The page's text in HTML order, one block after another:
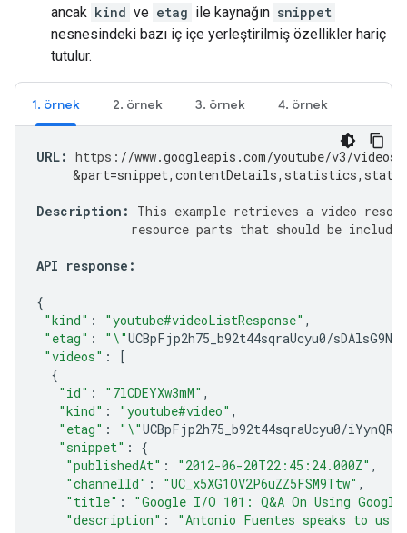
ancak kind ve etag ile kaynağın snippet
nesnesindeki bazı iç içe yerleştirilmiş özellikler hariç
tutulur.
1. örnek 2. örnek 3. örnek 4. örnek
URL: https : //www.googleapis.com/youtube/v3/
     &part=snippet,contentDetails,statistics,status
Description : This example retrieves a video
resource parts that should be included
API response :
{
"kind" : "youtube#videoListResponse" ,
"etag" : "\"UCBpFjp2h75_b92t44sqraUcyu0/
"videos" :
[
{
"id" : "7lCDEYXw3mM" ,
"kind" : "youtube#video" ,
"etag" : "\"UCBpFjp2h75_b92t44sqraUcyu0/
"snippet" :
{
"publishedAt" : "2012-06-20T22:45:24.000Z" ,
"channelId" : "UC_x5XG1OV2P6uZZ5FSM9Ttw" ,
"title" :
"Google I/O 101: Q&A On Using
"description" :
"Antonio Fuentes speaks to us